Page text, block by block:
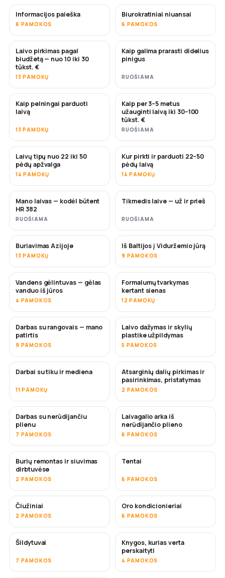
Informacijos paieška
6 PAMOKOS
Biurokratiniai niuansai
6 PAMOKOS
NETRUKUS
Laivo pirkimas pagal
biudžetą — nuo 10 iki 30
tūkst. €
13 PAMOKŲ
NETRUKUS
Kaip galima prarasti didelius
pinigus
RUOŠIAMA
NAUJA
Kaip pelningai parduoti
laivą
13 PAMOKŲ
NAUJA
Kaip per 3–5 metus
užauginti laivą iki 30–100
tūkst. €
RUOŠIAMA
NETRUKUS
Laivų tipų nuo 22 iki 50
pėdų apžvalga
14 PAMOKŲ
NETRUKUS
Kur pirkti ir parduoti 22–50
pėdų laivą
14 PAMOKŲ
NETRUKUS
Mano laivas — kodėl būtent
HR 382
RUOŠIAMA
NETRUKUS
Tikmedis laive — už ir prieš
RUOŠIAMA
NETRUKUS
Buriavimas Azijoje
13 PAMOKŲ
NETRUKUS
Iš Baltijos į Viduržemio jūrą
9 PAMOKOS
NETRUKUS
Vandens gėlintuvas — gėlas
vanduo iš jūros
4 PAMOKOS
Formalumų tvarkymas
kertant sienas
12 PAMOKŲ
NETRUKUS
Darbas su rangovais — mano
patirtis
9 PAMOKOS
NETRUKUS
Laivo dažymas ir skylių
plastike užpildymas
5 PAMOKOS
Darbai su tiku ir mediena
11 PAMOKŲ
NETRUKUS
Atsarginių dalių pirkimas ir
pasirinkimas, pristatymas
2 PAMOKOS
NETRUKUS
Darbas su nerūdijančiu
plienu
7 PAMOKOS
Laivagalio arka iš
nerūdijančio plieno
6 PAMOKOS
NETRUKUS
Burių remontas ir siuvimas
dirbtuvėse
2 PAMOKOS
Tentai
6 PAMOKOS
Čiužiniai
2 PAMOKOS
NETRUKUS
Oro kondicionieriai
6 PAMOKOS
NETRUKUS
Šildytuvai
7 PAMOKOS
NETRUKUS
Knygos, kurias verta
perskaityti
4 PAMOKOS